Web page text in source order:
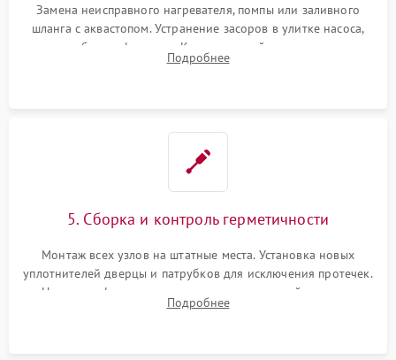
Замена неисправного нагревателя, помпы или заливного
шланга с аквастопом. Устранение засоров в улитке насоса,
патрубках и фильтрах. Компонентный ремонт платы
управления, восстановление поврежденной проводки.
Подробнее
5. Сборка и контроль герметичности
Монтаж всех узлов на штатные места. Установка новых
уплотнителей дверцы и патрубков для исключения протечек.
Надежная фиксация хомутов гидравлической системы,
сборка корпуса и установка датчика поплавка.
Подробнее